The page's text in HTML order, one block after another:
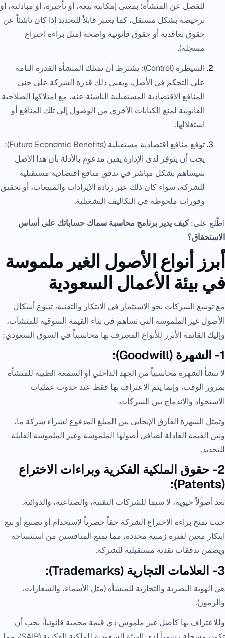
للفصل عن المنشأة؛ بمعنى إمكانية بيعه، أو تأجيره، أو مبادلته، أو
ترخيصه بشكل مستقل، كما يعتبر قابلاً للتحديد إذا كان ناشئاً عن
حقوق تعاقدية أو حقوق قانونية واضحة (مثل براءة اختراع
مسجلة).
السيطرة (Control): يشترط أن تمتلك المنشأة القدرة التامة
على التحكم في الأصل، ويعني ذلك قدرة الشركة على جني
المنافع الاقتصادية المستقبلية الناشئة عنه، مع امتلاكها الصلاحية
القانونية لمنع الكيانات الأخرى من الوصول إلى تلك المنافع أو
استغلالها.
توقع منافع اقتصادية مستقبلية (Future Economic Benefits):
يجب أن يتوفر لدى الإدارة يقين مدعوم بالأدلة بأن هذا الأصل
سيساهم بشكل مباشر في تدفق منافع اقتصادية مستقبلية
للشركة، سواء كان ذلك عبر زيادة الإيرادات والمبيعات، أو تحقيق
وفورات ملحوظة في التكاليف التشغيلية.
اطّلع على:كيف يدير برنامج محاسبة سماك حساباتك على أساس
الاستحقاق؟
أبرز أنواع الأصول الغير ملموسة
في بيئة الأعمال السعودية
مع توسع الشركات نحو الاستثمار في الابتكار والتقنية، تتنوع أشكال
الأصول غير الملموسة التي تساهم في بناء القيمة السوقية للمنشآت،
وإليك القائمة الأبرز للأنواع المعترف بها محاسبياً في السوق السعودي:
1- الشهرة (Goodwill):
لا تنشأ الشهرة محاسبياً من الجهد الداخلي أو السمعة الطيبة للمنشأة
بمرور الوقت، وإنما يتم الاعتراف بها فقط عند حدوث عمليات
الاستحواذ والاندماج بين الشركات.
وتمثل الشهرة الفارق الإيجابي بين المبلغ المدفوع لشراء شركة ما،
وبين القيمة العادلة لصافي أصولها الملموسة وغير الملموسة القابلة
للتحديد.
2- حقوق الملكية الفكرية وبراءات الاختراع
(Patents):
تعد أصولاً حيوية، لا سيما للشركات التقنية، والصناعية، والدوائية.
حيث تمنح براءة الاختراع الشركة حقاً حصرياً لاستخدام أو تصنيع أو بيع
ابتكار معين لفترة زمنية محددة، مما يمنع المنافسين من استنساخه
ويضمن تدفقات نقدية مستقبلية للشركة.
3- العلامات التجارية (Trademarks):
هي الهوية البصرية والتجارية للمنشأة (مثل الأسماء، والشعارات،
والرموز).
وللاعتراف بها كأصل غير ملموس ذي قيمة محمية قانونياً، يجب أن